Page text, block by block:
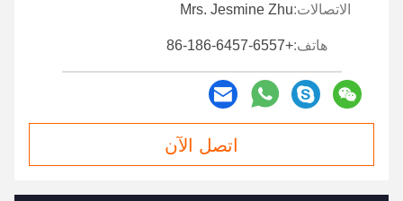
الاتصالات:Mrs. Jesmine Zhu
هاتف:+86-186-6457-6557
اتصل الآن